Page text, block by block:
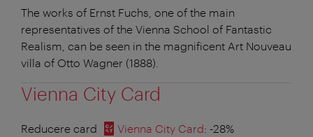
The works of Ernst Fuchs, one of the main
representatives of the Vienna School of Fantastic
Realism, can be seen in the magnificent Art Nouveau
villa of Otto Wagner (1888).
Vienna City Card
Reducere card Vienna City Card: -28%